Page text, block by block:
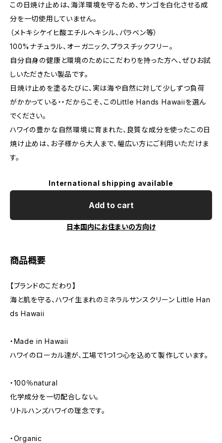
この日焼け止めは、海洋環境を守るため、サンゴを白化させる成
分を一切使用していません。
（メトキシケイヒ酸エチルヘキシル、パラベン等）
100%ナチュラル、オーガニック、プラスチックフリー。
自分自身の健康と環境のためにこだわりを持った方へ、ぜひお試
しいただきたい製品です。
日焼け止めを塗るたびに、実は海や自然に対して少しずつ負荷
がかかっている・・だからこそ、このLittle Hands Hawaiiを選ん
でください。
ハワイの豊かな自然環境に育まれた、良質な成分を使ったこの日
焼け止めは、お子様から大人まで、幅広い方にご利用いただけま
す。
International shipping available
Add to cart
日本国内にお住まいの方向け
商品概要
【ブランドのこだわり】
海と肌を守る、ハワイ生まれのミネラルサンスクリーン Little Han
ds Hawaii
・Made in Hawaii
ハワイのローカル達が、工場で1つ1つ心を込めて製作しています。
・100％natural
化学成分を一切配合しない。
リトルハンズハワイの理念です。
・Organic